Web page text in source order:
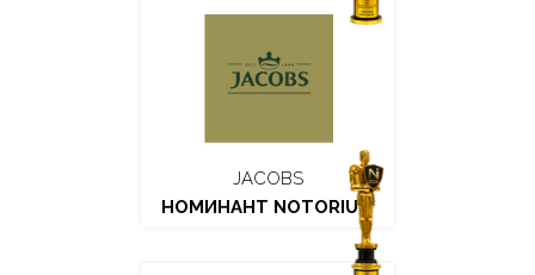
JACOBS
НОМИНАНТ NOTORIUM